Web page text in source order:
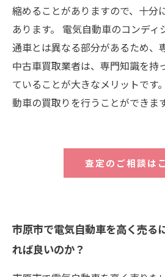
縮めることがありますので、十分
あります。 電気自動車のコンデ
通車とは異なる部分があるため、
中古車買取業者は、専門知識を持
ていることが大きなメリットです
動車の買取りを行うことができます
査定のご相談は
市原市で電気自動車を高く売る
れば良いのか？